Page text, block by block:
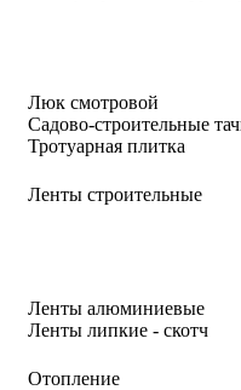
Люк смотровой
Садово-строительные
Тротуарная плитка
Ленты строительные
Ленты алюминиевые
Ленты липкие - скотч
Отопление